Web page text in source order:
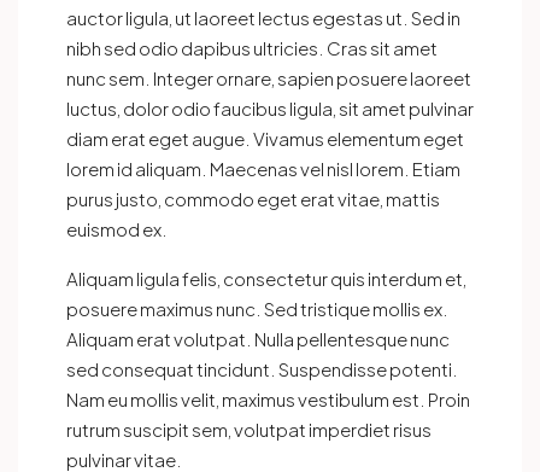
auctor ligula, ut laoreet lectus egestas ut. Sed in
nibh sed odio dapibus ultricies. Cras sit amet
nunc sem. Integer ornare, sapien posuere laoreet
luctus, dolor odio faucibus ligula, sit amet pulvinar
diam erat eget augue. Vivamus elementum eget
lorem id aliquam. Maecenas vel nisl lorem. Etiam
purus justo, commodo eget erat vitae, mattis
euismod ex.
Aliquam ligula felis, consectetur quis interdum et,
posuere maximus nunc. Sed tristique mollis ex.
Aliquam erat volutpat. Nulla pellentesque nunc
sed consequat tincidunt. Suspendisse potenti.
Nam eu mollis velit, maximus vestibulum est. Proin
rutrum suscipit sem, volutpat imperdiet risus
pulvinar vitae.